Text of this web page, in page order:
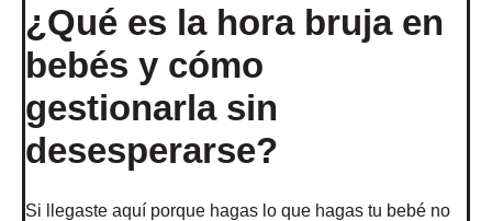
¿Qué es la hora bruja en
bebés y cómo
gestionarla sin
desesperarse?
Si llegaste aquí porque hagas lo que hagas tu bebé no